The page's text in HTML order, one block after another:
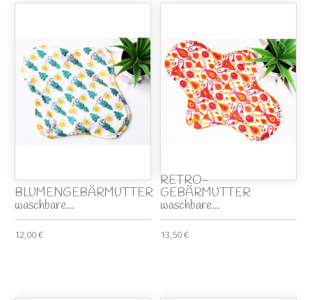
BLUMENGEBÄRMUTTER
waschbare...
12,00 €
RETRO-
GEBÄRMUTTER
waschbare...
13,50 €